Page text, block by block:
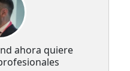
ahora quiere